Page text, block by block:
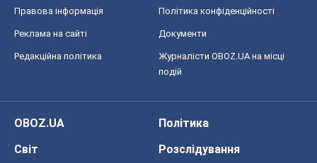
Правова інформація Політика конфіденційності
Реклама на сайті Документи
Редакційна політика
Журналісти OBOZ.UA на місці
подій
OBOZ.UA
Політика
Світ
Розслідування